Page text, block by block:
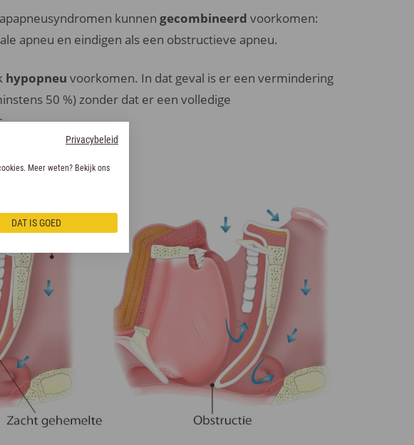
kunnen gecombineerd voorkomen:
apneu en eindigen als een obstructieve apneu.
hypopneu voorkomen. In dat geval is er een vermindering
50 %) zonder dat er een volledige
Privacybeleid
Meer weten? Bekijk ons
DAT IS GOED